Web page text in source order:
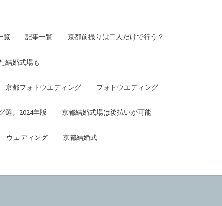
覧 記事一覧 京都前撮りは二人だけで行う？
結婚式場も
京都フォトウエディング フォトウエディング
選。2024年版 京都結婚式場は後払いが可能
ウェディング 京都結婚式